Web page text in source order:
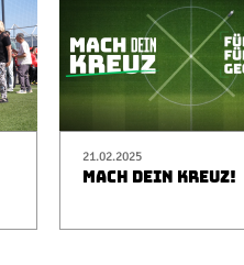
21.02.2025
MACH DEIN KREUZ!